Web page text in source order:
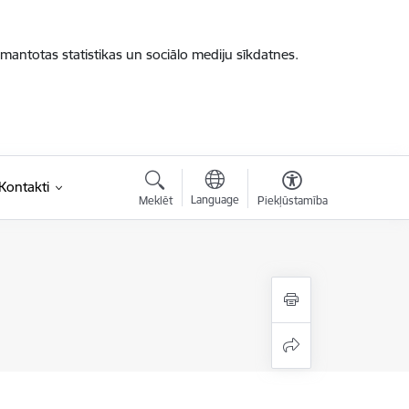
statistikas un sociālo mediju sīkdatnes.
Meklēt Language Piekļūstamība